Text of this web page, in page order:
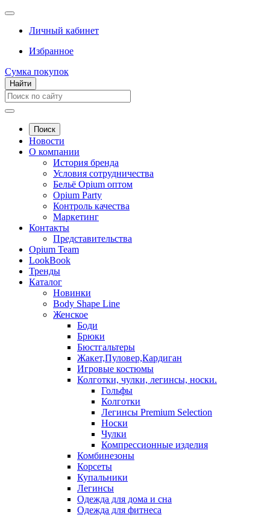
Личный кабинет
Избранное
Сумка покупок
Найти
Поиск
Новости
О компании
История бренда
Условия сотрудничества
Бельё Opium оптом
Opium Party
Контроль качества
Маркетинг
Контакты
Представительства
Opium Team
LookBook
Тренды
Каталог
Новинки
Body Shape Line
Женское
Боди
Брюки
Бюстгальтеры
Жакет,Пуловер,Кардиган
Игровые костюмы
Колготки, чулки, легинсы, носки.
Гольфы
Колготки
Легинсы Premium Selection
Носки
Чулки
Компрессионные изделия
Комбинезоны
Корсеты
Купальники
Легинсы
Одежда для дома и сна
Одежда для фитнеса